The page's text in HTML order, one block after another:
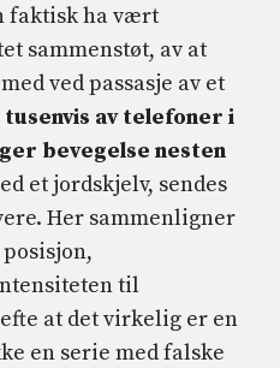
faktisk ha vært
sammenstøt, av at
ved passasje av et
tusenvis av telefoner i
bevegelse nesten
et jordskjelv, sendes
Her sammenligner
til
at det virkelig er en
en serie med falske